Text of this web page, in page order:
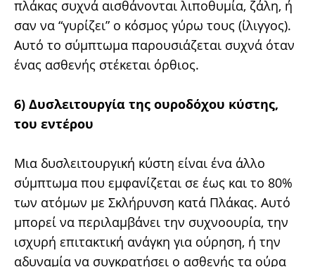
πλάκας συχνά αισθάνονται λιποθυμία, ζάλη, ή
σαν να “γυρίζει” ο κόσμος γύρω τους (ίλιγγος).
Αυτό το σύμπτωμα παρουσιάζεται συχνά όταν
ένας ασθενής στέκεται όρθιος.
6) Δυσλειτουργία της ουροδόχου κύστης,
του εντέρου
Μια δυσλειτουργική κύστη είναι ένα άλλο
σύμπτωμα που εμφανίζεται σε έως και το 80%
των ατόμων με Σκλήρυνση κατά Πλάκας. Αυτό
μπορεί να περιλαμβάνει την συχνοουρία, την
ισχυρή επιτακτική ανάγκη για ούρηση, ή την
αδυναμία να συγκρατήσει ο ασθενής τα ούρα